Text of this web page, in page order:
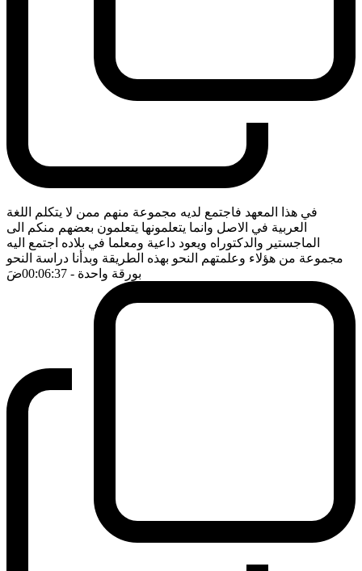
في هذا المعهد فاجتمع لديه مجموعة منهم ممن لا يتكلم اللغة
العربية في الاصل وانما يتعلمونها يتعلمون بعضهم منكم الى
الماجستير والدكتوراه ويعود داعية ومعلما في بلاده اجتمع اليه
مجموعة من هؤلاء وعلمتهم النحو بهذه الطريقة وبدأنا دراسة النحو
بورقة واحدة - 00:06:37 ضَ